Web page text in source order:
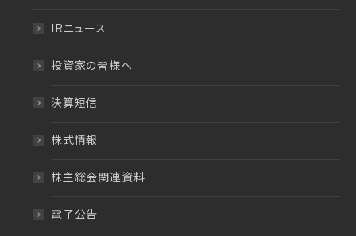
IRニュース
投資家の皆様へ
決算短信
株式情報
株主総会関連資料
電子公告